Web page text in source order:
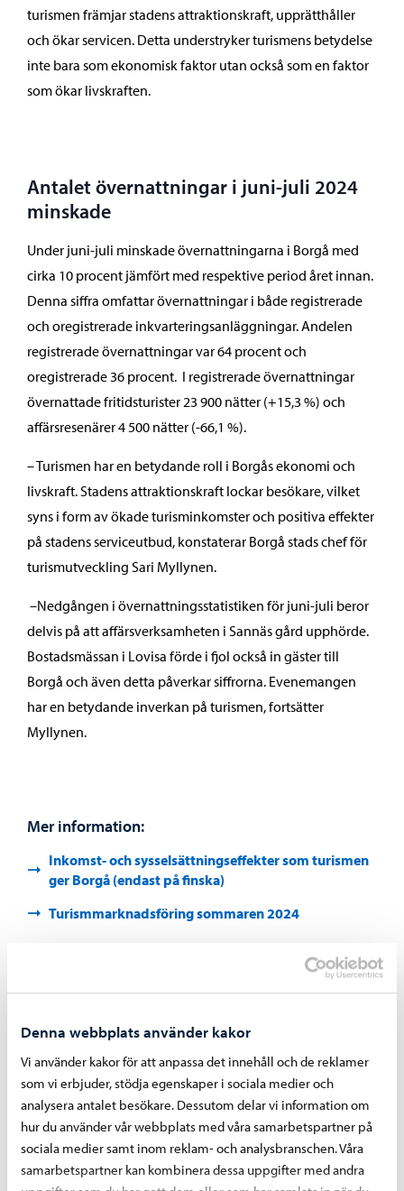
Denna webbplats använder kakor
Vi använder kakor för att anpassa det innehåll och de reklamer
som vi erbjuder, stödja egenskaper i sociala medier och
analysera antalet besökare. Dessutom delar vi information om
hur du använder vår webbplats med våra samarbetspartner på
sociala medier samt inom reklam- och analysbranschen. Våra
samarbetspartner kan kombinera dessa uppgifter med andra
turismen främjar stadens attraktionskraft, upprätthåller
och ökar servicen. Detta understryker turismens betydelse
inte bara som ekonomisk faktor utan också som en faktor
som ökar livskraften.
Antalet övernattningar i juni-juli 2024
minskade
Under juni-juli minskade övernattningarna i Borgå med
cirka 10 procent jämfört med respektive period året innan.
Denna siffra omfattar övernattningar i både registrerade
och oregistrerade inkvarteringsanläggningar. Andelen
registrerade övernattningar var 64 procent och
oregistrerade 36 procent. I registrerade övernattningar
övernattade fritidsturister 23 900 nätter (+15,3 %) och
affärsresenärer 4 500 nätter (-66,1 %).
– Turismen har en betydande roll i Borgås ekonomi och
livskraft. Stadens attraktionskraft lockar besökare, vilket
syns i form av ökade turisminkomster och positiva effekter
på stadens serviceutbud, konstaterar Borgå stads chef för
turismutveckling Sari Myllynen.
–Nedgången i övernattningsstatistiken för juni-juli beror
delvis på att affärsverksamheten i Sannäs gård upphörde.
Bostadsmässan i Lovisa förde i fjol också in gäster till
Borgå och även detta påverkar siffrorna. Evenemangen
har en betydande inverkan på turismen, fortsätter
Myllynen.
Mer information:
Inkomst- och sysselsättningseffekter som turismen
ger Borgå (endast på finska)
Turismmarknadsföring sommaren 2024
Liknande nyheter